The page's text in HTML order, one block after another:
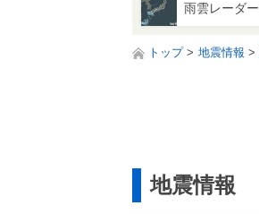
雨雲レーダー
トップ 地震情報
地震情報